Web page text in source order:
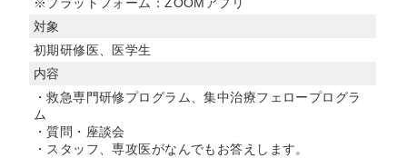
※プラットフォーム：ZOOMアプリ
対象
初期研修医、医学生
内容
・救急専門研修プログラム、集中治療フェロープログラ
ム
・質問・座談会
・スタッフ、専攻医がなんでもお答えします。